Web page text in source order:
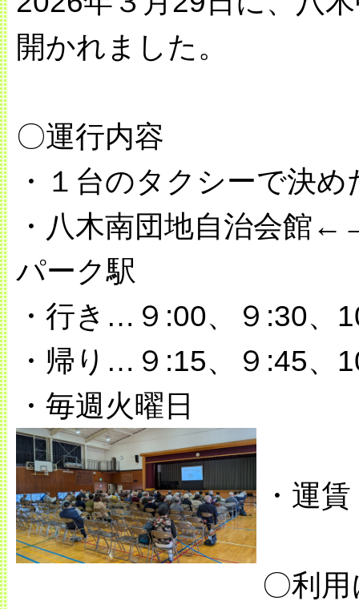
開かれました。
〇運行内容
・１台のタクシーで決
・八木南団地自治会館
パーク駅
・行き…９:00、９:30、
・帰り…９:15、９:45、
・毎週火曜日
・運
〇利